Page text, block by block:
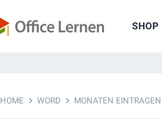
SHOP
HOME WORD MONATEN EINTRAGEN